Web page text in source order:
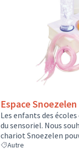
Espace
Les enfants des
du sensoriel. Nous
chariot Snoezelen
Autre